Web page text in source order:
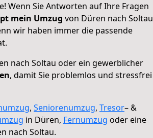
Wenn Sie Antworten auf Ihre Fragen
mein Umzug von Düren nach Soltau
wir haben immer die passende
nach Soltau oder ein gewerblicher
, damit Sie problemlos und stressfrei
, Seniorenumzug, Tresor– &
in Düren, Fernumzug oder eine
nach Soltau.